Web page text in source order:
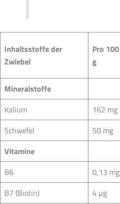
Inhaltsstoffe der
Zwiebel
Pro 100
g
Mineralstoffe
Kalium
162 mg
Schwefel
50 mg
Vitamine
B6
0,13 mg
B7 (Biotin)
4 µg